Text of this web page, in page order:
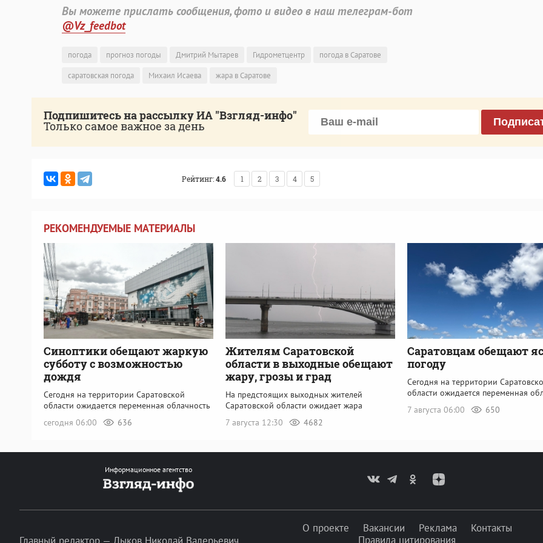
Вы можете прислать сообщения, фото и видео в наш телеграм-бот
@Vz_feedbot
погода прогноз погоды Дмитрий Мытарев Гидрометцентр
погода в Саратове
саратовская погода
Михаил Исаева жара в Саратове
Подпишитесь на рассылку ИА "Взгляд-инфо"
Только самое важное за день
Рейтинг:4.6 1 2 3 4 5
РЕКОМЕНДУЕМЫЕ МАТЕРИАЛЫ
Синоптики обещают жаркую
субботу с возможностью
дождя
Сегодня на территории Саратовской
области ожидается переменная облачность
сегодня 06:00
636
Жителям Саратовской
области в выходные обещают
жару, грозы и град
На предстоящих выходных жителей
Саратовской области ожидает жара
7 августа 12:30
4682
Саратовцам обещают
погоду
Сегодня на территории
области ожидается переменная
7 августа 06:00
650
Информационное агентство
О проекте Вакансии Реклама
Контакты
Правила цитирования